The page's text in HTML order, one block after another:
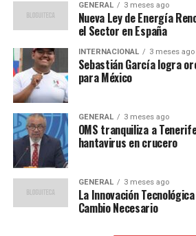
Horarios y
partido
Para aquellos que deseen seguir el
los horarios y canales de transmisión:
México:1:30 p.m.
Perú, Colombia y Ecuador:
Chile, Bolivia y Venezuela:
Argentina, Uruguay y
España:9:30 p.m.
GENERAL 3 meses ago
Nueva Ley de Energía
el Sector en España
INTERNACIONAL 3 meses ago
Sebastián García logra
para México
GENERAL 3 meses ago
OMS tranquiliza a
hantavirus en crucero
GENERAL 3 meses ago
La Innovación
Cambio Necesario